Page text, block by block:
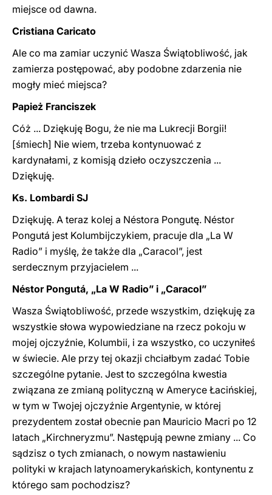
miejsce od dawna.
Cristiana Caricato
Ale co ma zamiar uczynić Wasza Świątobliwość, jak
zamierza postępować, aby podobne zdarzenia nie
mogły mieć miejsca?
Papież Franciszek
Cóż ... Dziękuję Bogu, że nie ma Lukrecji Borgii!
[śmiech] Nie wiem, trzeba kontynuować z
kardynałami, z komisją dzieło oczyszczenia ...
Dziękuję.
Ks. Lombardi SJ
Dziękuję. A teraz kolej a Néstora Pongutę. Néstor
Pongutá jest Kolumbijczykiem, pracuje dla „La W
Radio” i myślę, że także dla „Caracol”, jest
serdecznym przyjacielem ...
Néstor Pongutá, „La W Radio” i „Caracol”
Wasza Świątobliwość, przede wszystkim, dziękuję za
wszystkie słowa wypowiedziane na rzecz pokoju w
mojej ojczyźnie, Kolumbii, i za wszystko, co uczyniłeś
w świecie. Ale przy tej okazji chciałbym zadać Tobie
szczególne pytanie. Jest to szczególna kwestia
związana ze zmianą polityczną w Ameryce Łacińskiej,
w tym w Twojej ojczyźnie Argentynie, w której
prezydentem został obecnie pan Mauricio Macri po 12
latach „Kirchneryzmu”. Następują pewne zmiany ... Co
sądzisz o tych zmianach, o nowym nastawieniu
polityki w krajach latynoamerykańskich, kontynentu z
którego sam pochodzisz?